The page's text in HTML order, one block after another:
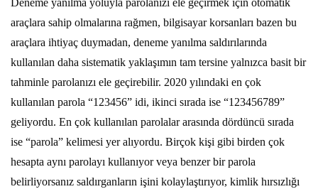
Deneme yanılma yoluyla parolanızı ele geçirmek için otomatik
araçlara sahip olmalarına rağmen, bilgisayar korsanları bazen bu
araçlara ihtiyaç duymadan, deneme yanılma saldırılarında
kullanılan daha sistematik yaklaşımın tam tersine yalnızca basit bir
tahminle parolanızı ele geçirebilir. 2020 yılındaki en çok
kullanılan parola “123456” idi, ikinci sırada ise “123456789”
geliyordu. En çok kullanılan parolalar arasında dördüncü sırada
ise “parola” kelimesi yer alıyordu. Birçok kişi gibi birden çok
hesapta aynı parolayı kullanıyor veya benzer bir parola
belirliyorsanız saldırganların işini kolaylaştırıyor, kimlik hırsızlığı